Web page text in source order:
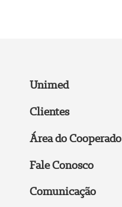
Unimed
Clientes
Área do Cooperado
Fale Conosco
Comunicação